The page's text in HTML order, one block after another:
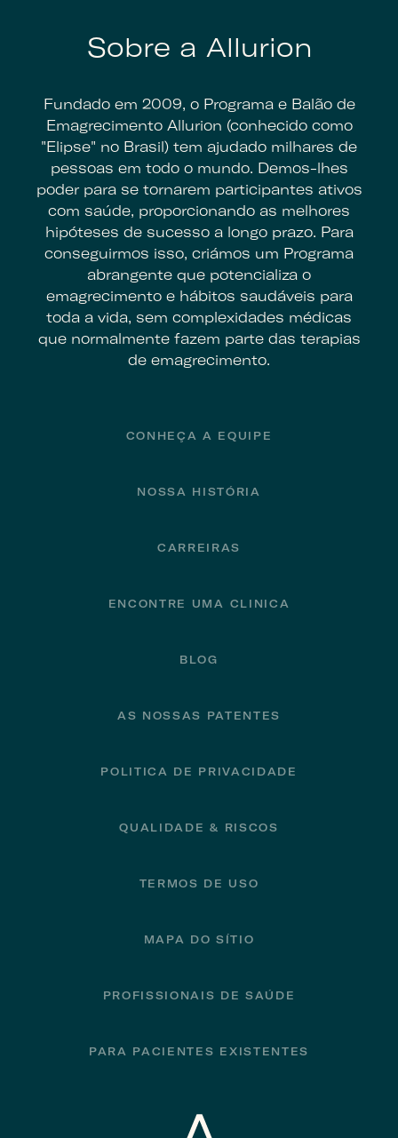
Sobre a Allurion
Fundado em 2009, o Programa e Balão de
Emagrecimento Allurion (conhecido como
"Elipse" no Brasil) tem ajudado milhares de
pessoas em todo o mundo. Demos-lhes
poder para se tornarem participantes ativos
com saúde, proporcionando as melhores
hipóteses de sucesso a longo prazo. Para
conseguirmos isso, criámos um Programa
abrangente que potencializa o
emagrecimento e hábitos saudáveis para
toda a vida, sem complexidades médicas
que normalmente fazem parte das terapias
de emagrecimento.
FooterCONHEÇA A EQUIPE
NOSSA HISTÓRIA
CARREIRAS
ENCONTRE UMA CLINICA
BLOG
AS NOSSAS PATENTES
POLITICA DE PRIVACIDADE
QUALIDADE & RISCOS
TERMOS DE USO
MAPA DO SÍTIO
PROFISSIONAIS DE SAÚDE
PARA PACIENTES EXISTENTES